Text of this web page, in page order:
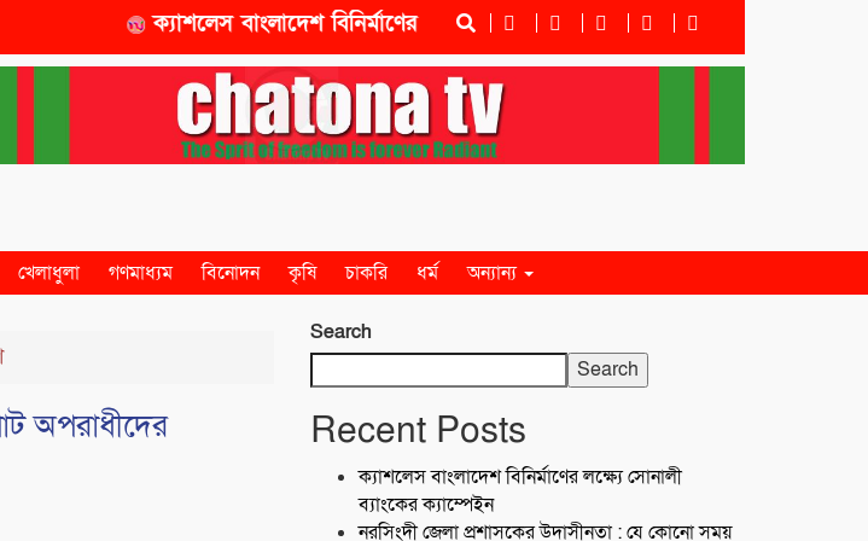
ক্যাশলেস বাংলাদেশ বিনির্মাণের লক্ষ্যে সোনালী ব্যাংকের ক্যাম্পেইন
খেলাধুলা গণমাধ্যম বিনোদন কৃষি চাকরি ধর্ম অন্যান্য
অপরাধীদের
Search
Search
Recent Posts
ক্যাশলেস বাংলাদেশ বিনির্মাণের লক্ষ্যে সোনালী
ব্যাংকের ক্যাম্পেইন
নরসিংদী জেলা প্রশাসকের উদাসীনতা : যে কোনো সময়